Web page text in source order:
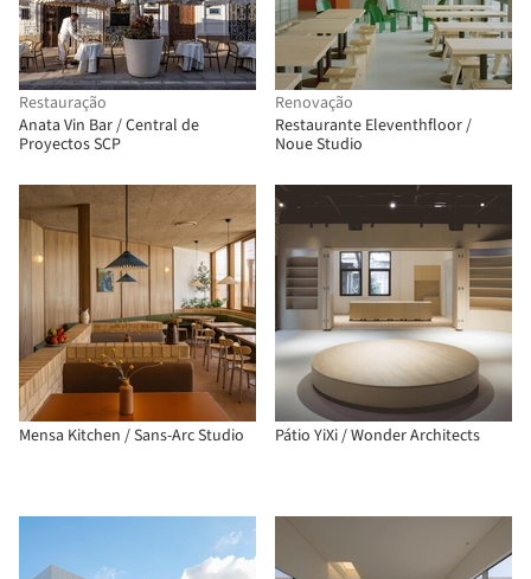
Restauração
Anata Vin Bar / Central de
Proyectos SCP
Renovação
Restaurante Eleventhfloor /
Noue Studio
Mensa Kitchen / Sans-Arc Studio Pátio YiXi / Wonder Architects